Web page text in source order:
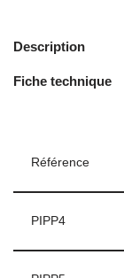
Description
Fiche technique
Référence
PIPP4